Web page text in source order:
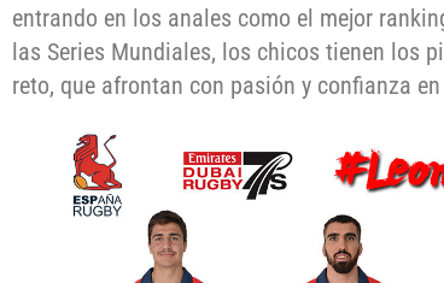
entrando en los anales como el mejor
las Series Mundiales, los chicos tienen los
reto, que afrontan con pasión y confianza